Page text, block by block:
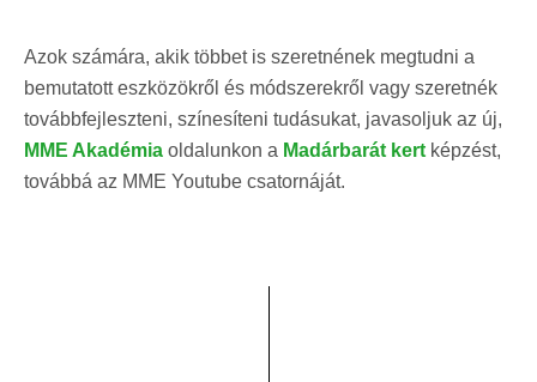
Azok számára, akik többet is szeretnének megtudni a
bemutatott eszközökről és módszerekről vagy szeretnék
továbbfejleszteni, színesíteni tudásukat, javasoljuk az új,
MME Akadémia oldalunkon a Madárbarát kert képzést,
továbbá az MME Youtube csatornáját.